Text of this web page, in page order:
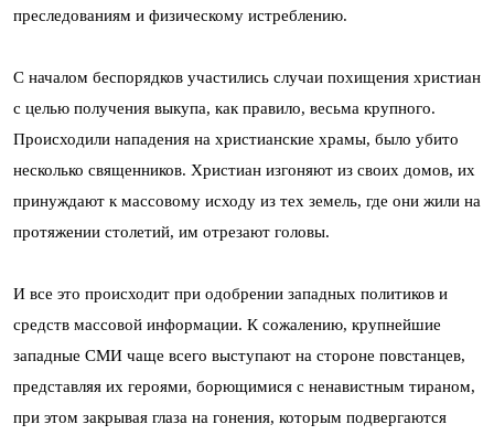
преследованиям и физическому истреблению.
С началом беспорядков участились случаи похищения христиан
с целью получения выкупа, как правило, весьма крупного.
Происходили нападения на христианские храмы, было убито
несколько священников. Христиан изгоняют из своих домов, их
принуждают к массовому исходу из тех земель, где они жили на
протяжении столетий, им отрезают головы.
И все это происходит при одобрении западных политиков и
средств массовой информации. К сожалению, крупнейшие
западные СМИ чаще всего выступают на стороне повстанцев,
представляя их героями, борющимися с ненавистным тираном,
при этом закрывая глаза на гонения, которым подвергаются